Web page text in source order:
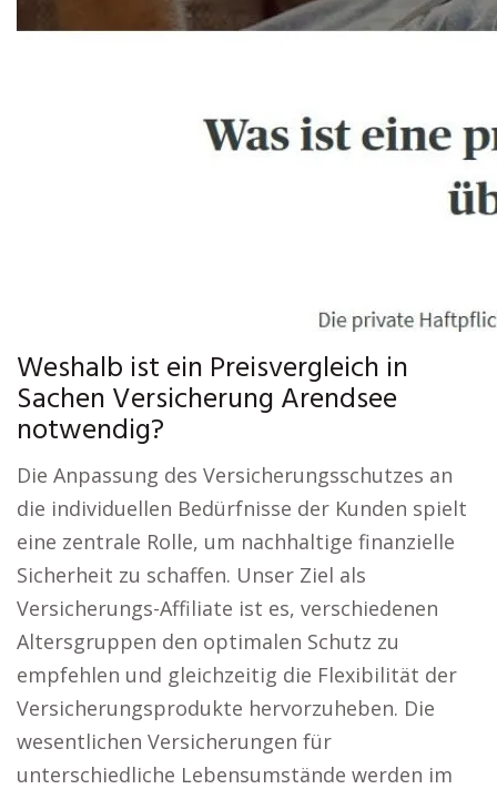
Weshalb ist ein Preisvergleich in
Sachen Versicherung Arendsee
notwendig?
Die Anpassung des Versicherungsschutzes an
die individuellen Bedürfnisse der Kunden spielt
eine zentrale Rolle, um nachhaltige finanzielle
Sicherheit zu schaffen. Unser Ziel als
Versicherungs-Affiliate ist es, verschiedenen
Altersgruppen den optimalen Schutz zu
empfehlen und gleichzeitig die Flexibilität der
Versicherungsprodukte hervorzuheben. Die
wesentlichen Versicherungen für
unterschiedliche Lebensumstände werden im